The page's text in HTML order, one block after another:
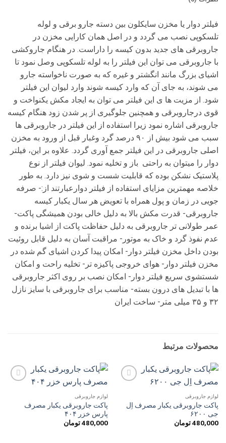
فیلتر دوار یا مخزن سایکلون بین دسته جارو برقی و لوله
تلسکوپی نصب می گردد و در اصل همان کارایی مخزن در
جاروبرقی های جدید بدون کیسه را داراست. در هنگام جاروکشی
با جاروبرقی می توان این فیلتر را به لوله تلسکوپی وصل نمود تا
اشیای بزرگ مانند انگشتر و غیره که به صورت ناخواسته جارو
می شوند، به جای آن که وارد کیسه شوند وارد لیوان این فیلتر
شود. از مزیت ها ی این فیلتر می توان به ایجاد مکش یکنواخت و
قوی درجاروبرقی و همچنین جلوگیری از پر شدن زود هنگام کیسه
جاروبرقی اشاره نمود زیرا استفاده از این فیلتر در جاروبرقی ها
سبب می شود بیش از ۹۰ درصد گرد وغبار قبل از ورود به مخزن
اصلی جاروبرقی در این فیلتر جمع آوری گردد. علاوه بر این، فیلتر
دوار را میتوان به راحتی باز و تخلیه نمود. لیوان فیلتر از نوع
پلاستیک نشکن بوده که قابلیت شست و شوی نیز دارد. به طور
خلاصه مهمترین مزایای استفاده از فیلتر دوارعبارتند از:- صرفه
جویی در زمان و پول همراه با تعویض هر سال یکبار کیسه
جاروبرقی- قدرت مکش بالا به دلیل خالی بودن همیشگی پاکت-
عمر طولانی تر جاروبرقی به دلیل حفاظت پاکت از اشیا برنده و
عدم نفوذ گرد و خاک به موتور- مراقبت آسان به دلیل قابل روئیت
بودن داخل مخزن فیلتر دوار- امکان پیدا کردن اشیای گم شده در
مخزن فیلتر دوار- هوای خروجی پاکیزه تر- تخلیه راحت و امکان
شستشوی سریع فیلتر دوار- امکان نصب بر روی اکثر جاروبرقی
ها با تبدیل های درون بسته- مناسب برای جاروبرقی با سایز نازل
۳۲ و ۳۵ میلی متر- ساخت ایران
محصولات مرتبط
علاقه
مندی
لوازم جاروبرقی
پاکت جاروبرقی یکبار مصرف اِل
جی ۶۲۰۰
480,000 تومان
مندی
لوازم جاروبرقی
پاکت جاروبرقی یکبار مصرف
پارس خزر ۴۰۴
480,000 تومان